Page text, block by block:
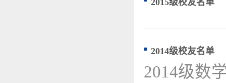
2015级校友名单
2014级校友名单
2014级数